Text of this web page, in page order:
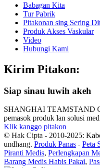
Babagan Kita
Tur Pabrik
Pitakonan sing Sering
Produk Akses Vaskular
Video
Hubungi Kami
Kirim Pitakon:
Siap sinau luwih akeh
SHANGHAI TEAMSTAND
pemasok produk lan solusi
Klik kanggo pitakon
© Hak Cipta - 2010-2025:
undhang. Produk Panas - Peta
Piranti Medis, Perlengkapan
Barang Medis Habis Pakai,